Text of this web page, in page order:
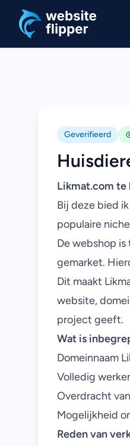
Geverifieerd
Likmat.com te
Bij deze bied ik
populaire
De webshop
gemarket.
Dit maakt
website,
project geeft.
Wat is
Domeinnaam
Volledig
Overdracht
Mogelijkheid
Reden van